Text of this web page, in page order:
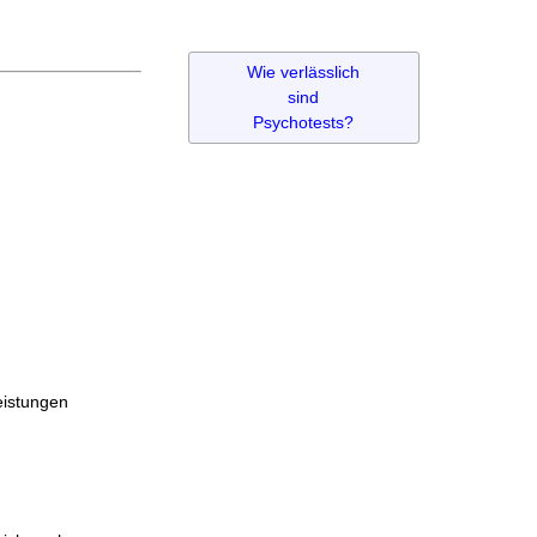
Wie verlässlich
sind
Psychotests?